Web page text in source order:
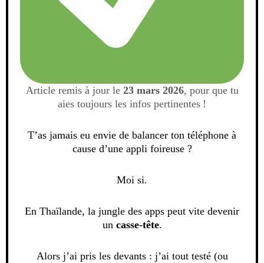
Article remis à jour le 23 mars 2026, pour que tu
aies toujours les infos pertinentes !
T’as jamais eu envie de balancer ton téléphone à
cause d’une appli foireuse ?
Moi si.
En Thaïlande, la jungle des apps peut vite devenir
un casse-tête.
Alors j’ai pris les devants : j’ai tout testé (ou